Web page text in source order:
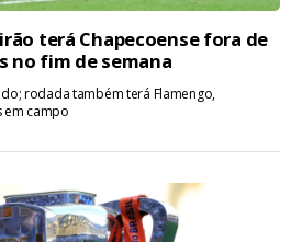
terá Chapecoense fora de
no fim de semana
rodada também terá Flamengo,
em campo